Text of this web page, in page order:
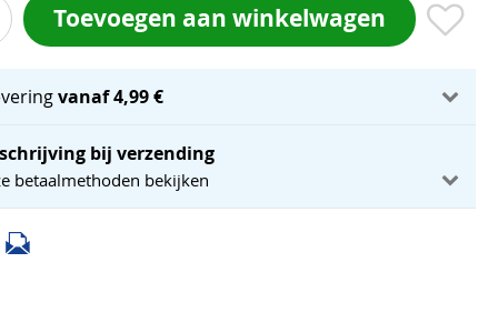
Toevoegen aan winkelwagen
vanaf 4,99 €
bij verzending
betaalmethoden bekijken